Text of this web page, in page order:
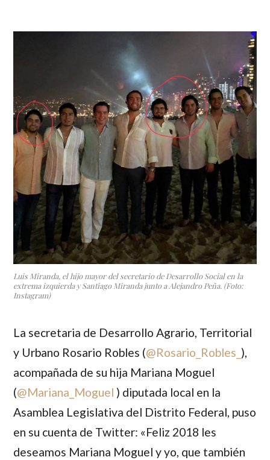
Luis Miranda, el hijo mayor del secretario de Desarrollo Social en la
extrema izquierda y Santiago Miranda junto a Alejandro Peña. (Foto:
Instagram)
La secretaria de Desarrollo Agrario, Territorial
y Urbano Rosario Robles (@Rosario_Robles_ ),
acompañada de su hija Mariana Moguel
(@Mariana_Moguel ) diputada local en la
Asamblea Legislativa del Distrito Federal, puso
en su cuenta de Twitter: «Feliz 2018 les
deseamos Mariana Moguel y yo, que también